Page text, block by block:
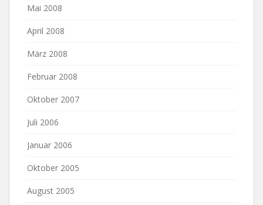
Mai 2008
April 2008
März 2008
Februar 2008
Oktober 2007
Juli 2006
Januar 2006
Oktober 2005
August 2005